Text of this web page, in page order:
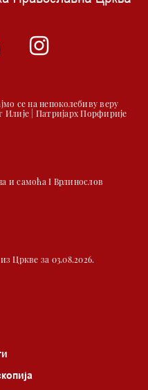
сваки пун сат
се на непоколебиву веру
Илије | Патријарх Порфирије
и самоћа I Врлинослов
Цркве за 03.08.2026.